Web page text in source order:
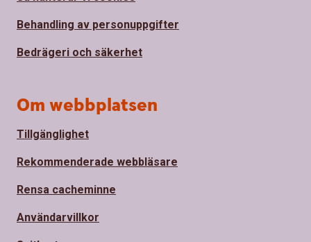
Behandling av personuppgifter
Bedrägeri och säkerhet
Om webbplatsen
Tillgänglighet
Rekommenderade webbläsare
Rensa cacheminne
Användarvillkor